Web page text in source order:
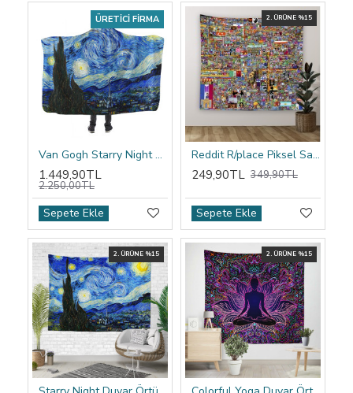
ÜRETICI FIRMA
Van Gogh Starry Night Kapşonlu Battaniye
1.449,90TL
2.250,00TL
Sepete Ekle
2. ÜRÜNE %15
Reddit R/place Piksel Sanatı Duvar Örtüsü
249,90TL 349,90TL
Sepete Ekle
2. ÜRÜNE %15 2. ÜRÜNE %15